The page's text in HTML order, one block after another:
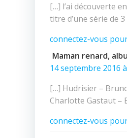
[…] l’ai découverte
titre d’une série de
connectez-vous
Maman renard,
14 septembre 2016
[…] Hudrisier –
Charlotte Gastaut –
connectez-vous